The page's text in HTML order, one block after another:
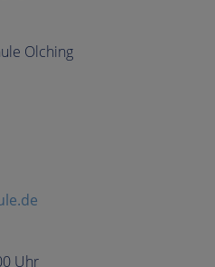
Olching
Uhr